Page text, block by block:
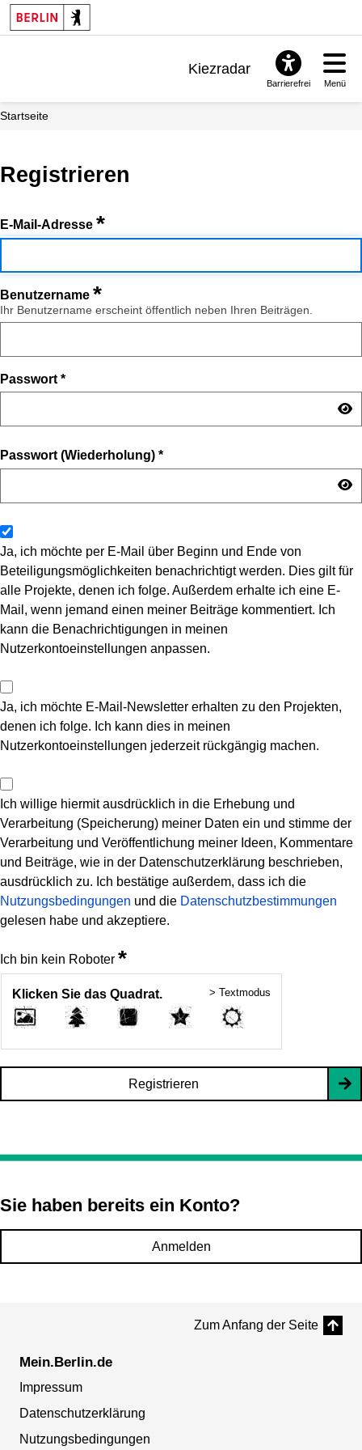
Kiezradar
Barrierefrei Menü
Startseite
Registrieren
E-Mail-Adresse *
Benutzername *
Ihr Benutzername erscheint öffentlich neben Ihren Beiträgen.
Passwort *
Passwort (Wiederholung) *
Ja, ich möchte per E-Mail über Beginn und Ende von
Beteiligungsmöglichkeiten benachrichtigt werden. Dies gilt für
alle Projekte, denen ich folge. Außerdem erhalte ich eine E-
Mail, wenn jemand einen meiner Beiträge kommentiert. Ich
kann die Benachrichtigungen in meinen
Nutzerkontoeinstellungen anpassen.
Ja, ich möchte E-Mail-Newsletter erhalten zu den Projekten,
denen ich folge. Ich kann dies in meinen
Nutzerkontoeinstellungen jederzeit rückgängig machen.
Ich willige hiermit ausdrücklich in die Erhebung und
Verarbeitung (Speicherung) meiner Daten ein und stimme der
Verarbeitung und Veröffentlichung meiner Ideen, Kommentare
und Beiträge, wie in der Datenschutzerklärung beschrieben,
ausdrücklich zu. Ich bestätige außerdem, dass ich die
Nutzungsbedingungen und die Datenschutzbestimmungen
gelesen habe und akzeptiere.
Ich bin kein Roboter *
Klicken Sie das Quadrat. > Textmodus
Registrieren
Sie haben bereits ein Konto?
Anmelden
Zum Anfang der Seite
Mein.Berlin.de
Impressum
Datenschutzerklärung
Nutzungsbedingungen